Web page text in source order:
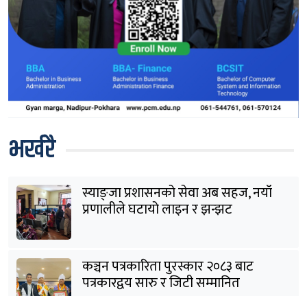
भर्खरै
स्याङ्जा प्रशासनको सेवा अब सहज, नयाँ
प्रणालीले घटायो लाइन र झन्झट
कञ्चन पत्रकारिता पुरस्कार २०८३ बाट
पत्रकारद्वय सारु र जिटी सम्मानित